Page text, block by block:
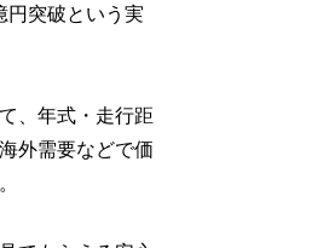
円突破という実
、年式・走行距
外需要などで価